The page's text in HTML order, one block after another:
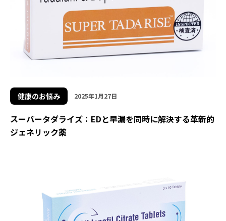
健康のお悩み 2025年1月27日
スーパータダライズ：EDと早漏を同時に解決する革新的
ジェネリック薬